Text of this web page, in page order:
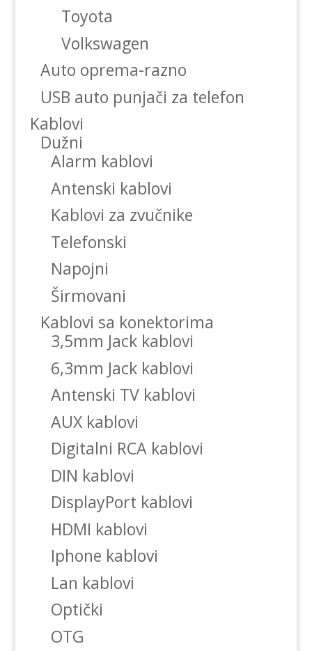
Toyota
Volkswagen
Auto oprema-razno
USB auto punjači za telefon
Kablovi
Dužni
Alarm kablovi
Antenski kablovi
Kablovi za zvučnike
Telefonski
Napojni
Širmovani
Kablovi sa konektorima
3,5mm Jack kablovi
6,3mm Jack kablovi
Antenski TV kablovi
AUX kablovi
Digitalni RCA kablovi
DIN kablovi
DisplayPort kablovi
HDMI kablovi
Iphone kablovi
Lan kablovi
Optički
OTG